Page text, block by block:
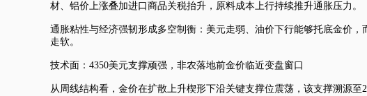
材、铝价上涨叠加进口商品关税抬升，原料成本上行持续推升通胀压力。
通胀粘性与经济强韧形成多空制衡：美元走弱、油价下行能够托底金价
走软。
技术面：4350美元支撑顽强，非农落地前金价临近变盘窗口
从周线结构看，金价在扩散上升楔形下沿关键支撑位震荡，该支撑溯源至